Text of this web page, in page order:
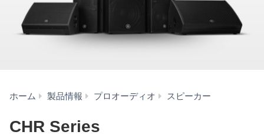
ホーム 製品情報 プロオーディオ スピーカー
CHR Series